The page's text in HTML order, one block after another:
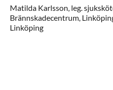
Matilda Karlsson, leg.
Brännskadecentrum,
Linköping